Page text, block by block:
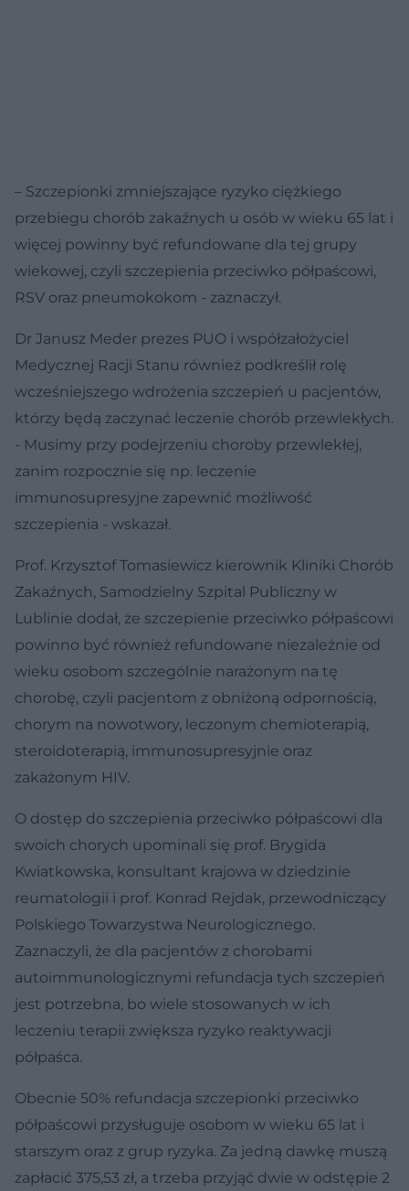
– Szczepionki zmniejszające ryzyko ciężkiego
przebiegu chorób zakaźnych u osób w wieku 65 lat i
więcej powinny być refundowane dla tej grupy
wiekowej, czyli szczepienia przeciwko półpaścowi,
RSV oraz pneumokokom - zaznaczył.
Dr Janusz Meder prezes PUO i współzałożyciel
Medycznej Racji Stanu również podkreślił rolę
wcześniejszego wdrożenia szczepień u pacjentów,
którzy będą zaczynać leczenie chorób przewlekłych.
- Musimy przy podejrzeniu choroby przewlekłej,
zanim rozpocznie się np. leczenie
immunosupresyjne zapewnić możliwość
szczepienia - wskazał.
Prof. Krzysztof Tomasiewicz kierownik Kliniki Chorób
Zakaźnych, Samodzielny Szpital Publiczny w
Lublinie dodał, że szczepienie przeciwko półpaścowi
powinno być również refundowane niezależnie od
wieku osobom szczególnie narażonym na tę
chorobę, czyli pacjentom z obniżoną odpornością,
chorym na nowotwory, leczonym chemioterapią,
steroidoterapią, immunosupresyjnie oraz
zakażonym HIV.
O dostęp do szczepienia przeciwko półpaścowi dla
swoich chorych upominali się prof. Brygida
Kwiatkowska, konsultant krajowa w dziedzinie
reumatologii i prof. Konrad Rejdak, przewodniczący
Polskiego Towarzystwa Neurologicznego.
Zaznaczyli, że dla pacjentów z chorobami
autoimmunologicznymi refundacja tych szczepień
jest potrzebna, bo wiele stosowanych w ich
leczeniu terapii zwiększa ryzyko reaktywacji
półpaśca.
Obecnie 50% refundacja szczepionki przeciwko
półpaścowi przysługuje osobom w wieku 65 lat i
starszym oraz z grup ryzyka. Za jedną dawkę muszą
zapłacić 375,53 zł, a trzeba przyjąć dwie w odstępie 2